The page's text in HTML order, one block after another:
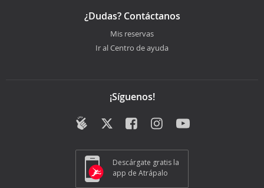
¿Dudas? Contáctanos
Mis reservas
Ir al Centro de ayuda
¡Síguenos!
Descárgate gratis la
app de Atrápalo